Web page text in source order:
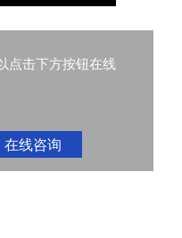
点击下方按钮在线
在线咨询